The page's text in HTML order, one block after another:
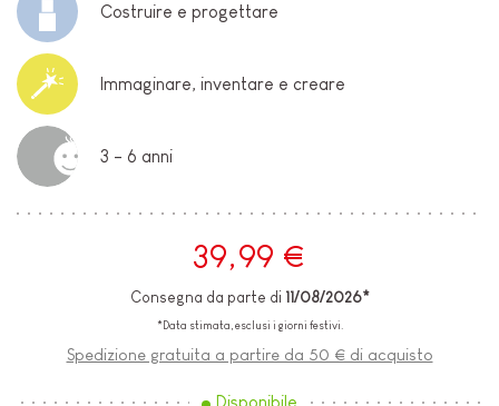
Costruire e progettare
Immaginare, inventare e creare
3 - 6 anni
39,99 €
Consegna da parte di 11/08/2026*
*Data stimata, esclusi i giorni festivi.
Spedizione gratuita a partire da 50 € di acquisto